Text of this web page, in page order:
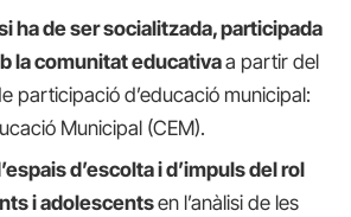
ha de ser socialitzada, participada
la comunitat educativaa partir del
participació d’educació municipal:
Municipal (CEM).
d’escolta i d’impuls del rol
i adolescentsen l’anàlisi de les